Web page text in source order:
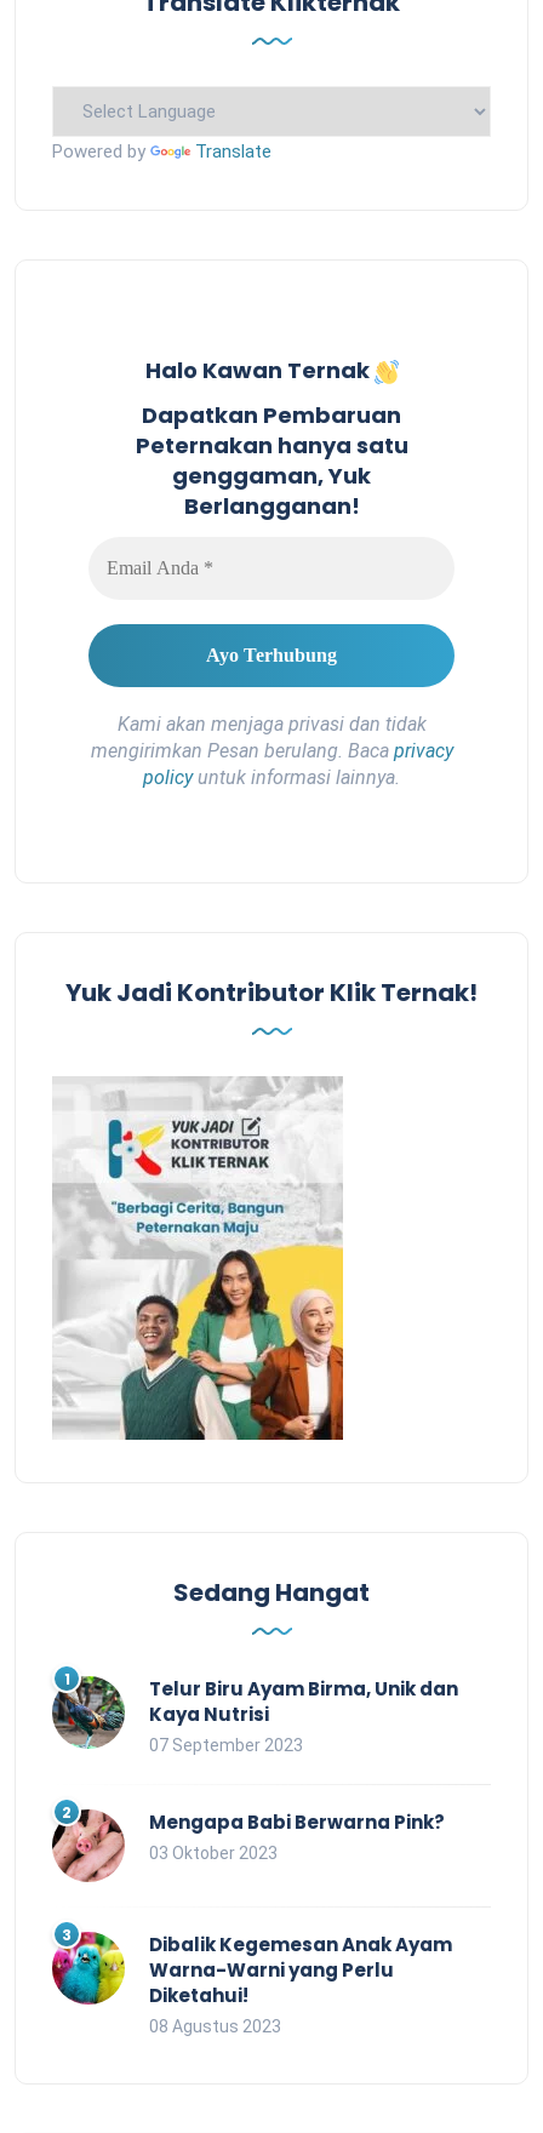
Powered by Translate
Halo Kawan Ternak
Dapatkan Pembaruan
Peternakan hanya satu
genggaman, Yuk
Berlangganan!
Kami akan menjaga privasi dan tidak
mengirimkan Pesan berulang. Baca privacy
policyuntuk informasi lainnya.
Yuk Jadi Kontributor Klik Ternak!
Sedang Hangat
Telur Biru Ayam Birma, Unik dan
Kaya Nutrisi
07 September 2023
Mengapa Babi Berwarna Pink?
03 Oktober 2023
Dibalik Kegemesan Anak Ayam
Warna-Warni yang Perlu
Diketahui!
08 Agustus 2023